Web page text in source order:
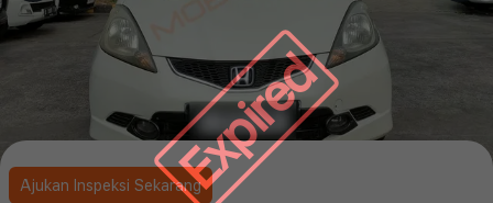
Expired
Ajukan Inspeksi Sekarang